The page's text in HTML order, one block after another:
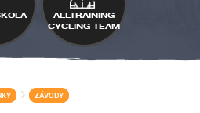
ALLTRAINING
CYCLING TEAM
> ZÁVODY